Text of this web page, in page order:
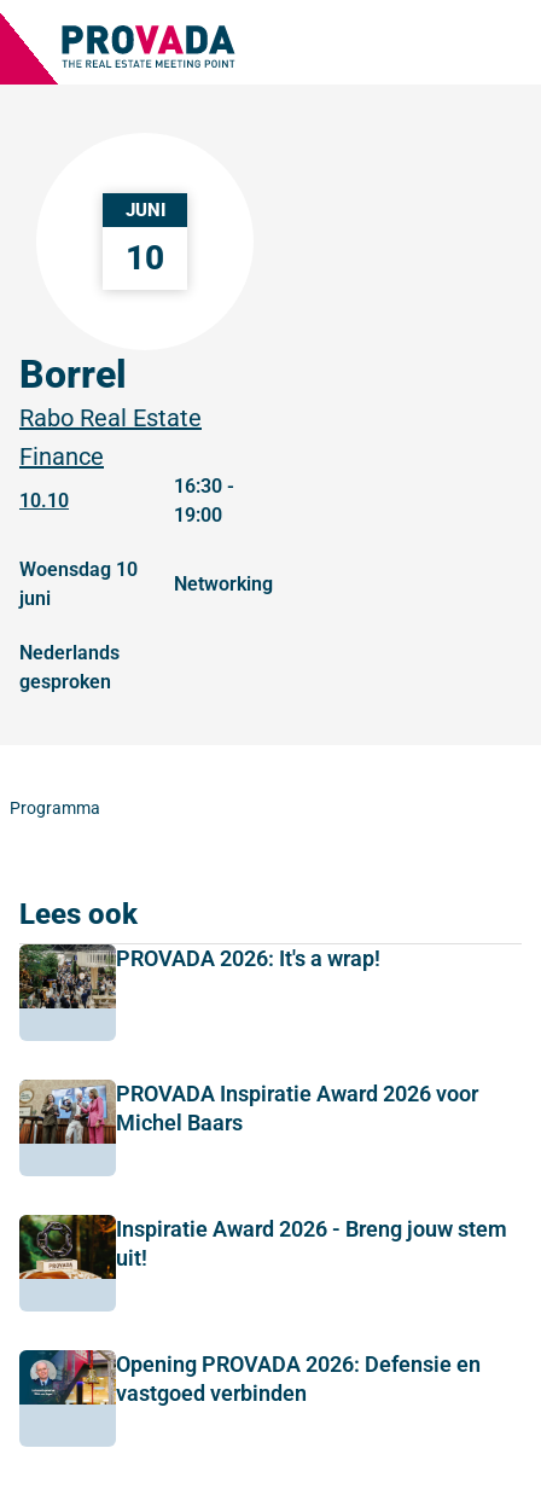
JUNI
10
Borrel
Rabo Real Estate
Finance
10.10
16:30 -
19:00
woensdag 10
juni
networking
Nederlands
gesproken
Programma
Lees ook
PROVADA 2026: It's a wrap!
PROVADA Inspiratie Award 2026 voor
Michel Baars
Inspiratie Award 2026 - Breng jouw stem
uit!
Opening PROVADA 2026: Defensie en
vastgoed verbinden